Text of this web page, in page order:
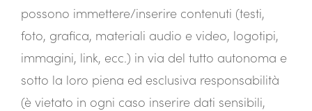
possono immettere/inserire contenuti (testi,
foto, grafica, materiali audio e video, logotipi,
immagini, link, ecc.) in via del tutto autonoma e
sotto la loro piena ed esclusiva responsabilità
(è vietato in ogni caso inserire dati sensibili,